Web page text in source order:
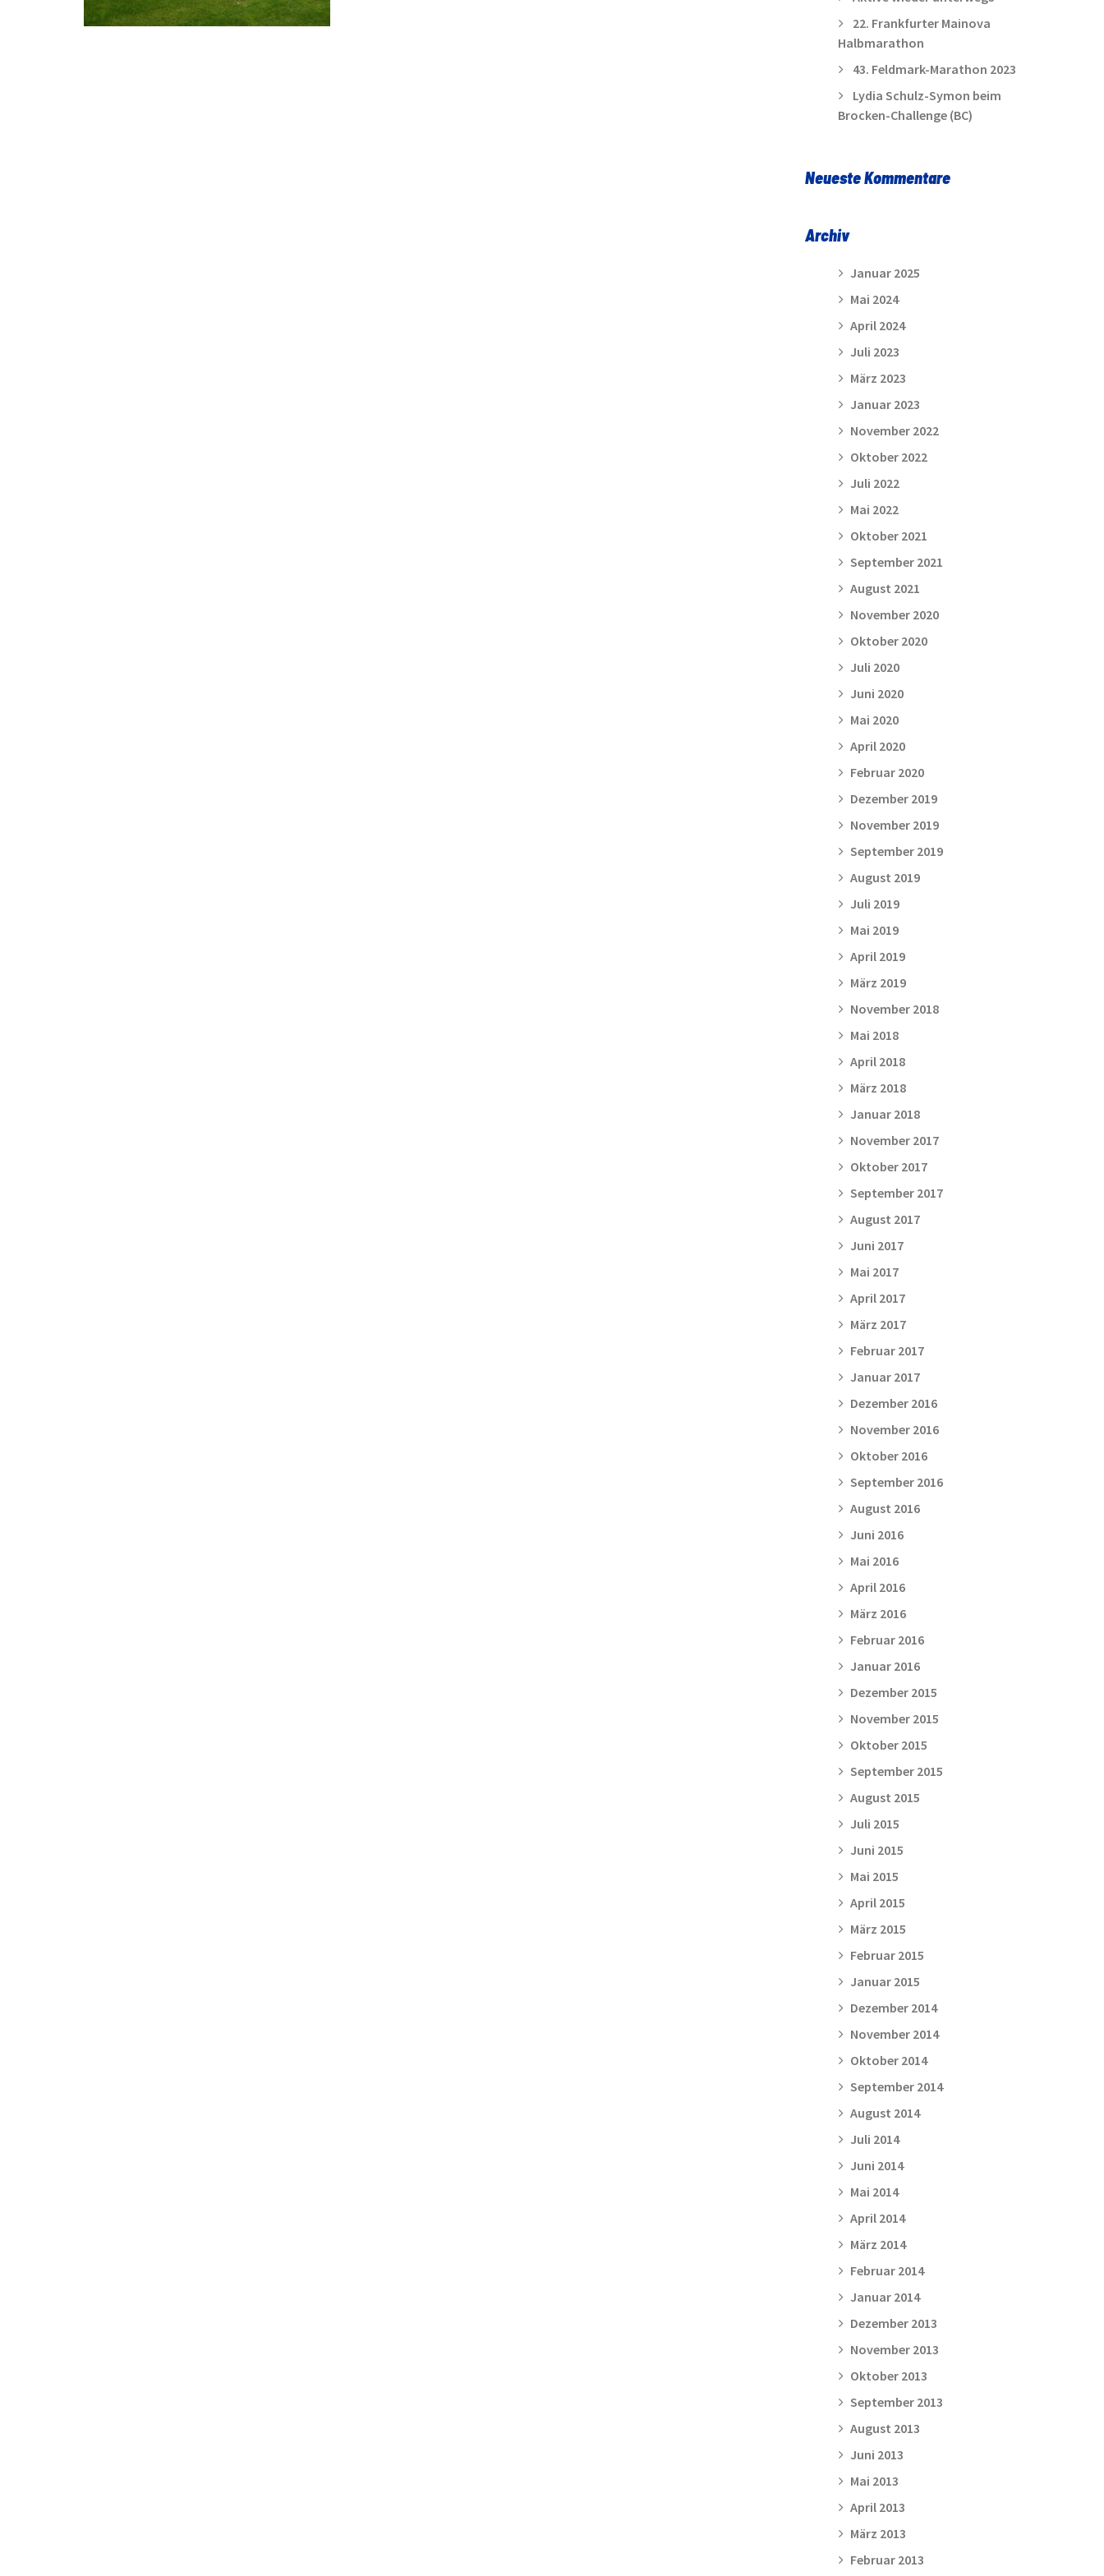
22. Frankfurter Mainova
Halbmarathon
43. Feldmark-Marathon 2023
Lydia Schulz-Symon beim
Brocken-Challenge (BC)
Neueste Kommentare
Archiv
Januar 2025
Mai 2024
April 2024
Juli 2023
März 2023
Januar 2023
November 2022
Oktober 2022
Juli 2022
Mai 2022
Oktober 2021
September 2021
August 2021
November 2020
Oktober 2020
Juli 2020
Juni 2020
Mai 2020
April 2020
Februar 2020
Dezember 2019
November 2019
September 2019
August 2019
Juli 2019
Mai 2019
April 2019
März 2019
November 2018
Mai 2018
April 2018
März 2018
Januar 2018
November 2017
Oktober 2017
September 2017
August 2017
Juni 2017
Mai 2017
April 2017
März 2017
Februar 2017
Januar 2017
Dezember 2016
November 2016
Oktober 2016
September 2016
August 2016
Juni 2016
Mai 2016
April 2016
März 2016
Februar 2016
Januar 2016
Dezember 2015
November 2015
Oktober 2015
September 2015
August 2015
Juli 2015
Juni 2015
Mai 2015
April 2015
März 2015
Februar 2015
Januar 2015
Dezember 2014
November 2014
Oktober 2014
September 2014
August 2014
Juli 2014
Juni 2014
Mai 2014
April 2014
März 2014
Februar 2014
Januar 2014
Dezember 2013
November 2013
Oktober 2013
September 2013
August 2013
Juni 2013
Mai 2013
April 2013
März 2013
Februar 2013